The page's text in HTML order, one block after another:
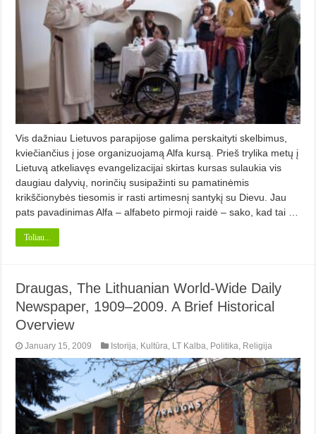
Vis dažniau Lietuvos parapijose galima perskaityti skelbimus,
kviečiančius į jose organizuojamą Alfa kursą. Prieš trylika metų į
Lietuvą atkeliavęs evangelizacijai skirtas kursas sulaukia vis
daugiau dalyvių, norinčių susipažinti su pamatinėmis
krikščionybės tiesomis ir rasti artimesnį santykį su Dievu. Jau
pats pavadinimas Alfa – alfabeto pirmoji raidė – sako, kad tai …
Toliau...
Draugas, The Lithuanian World-Wide Daily
Newspaper, 1909–2009. A Brief Historical
Overview
January 15, 2009 Istorija Kultūra LT Kalba Politika Religija